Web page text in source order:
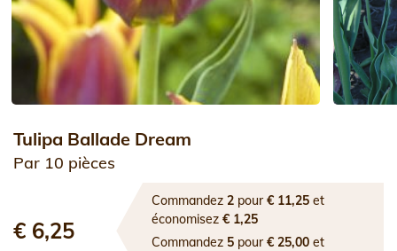
Tulipa Ballade Dream
Par 10 pièces
€ 6,25
Commandez2 pour€ 11,25 et
économisez€ 1,25
Commandez 5 pour€ 25,00 et